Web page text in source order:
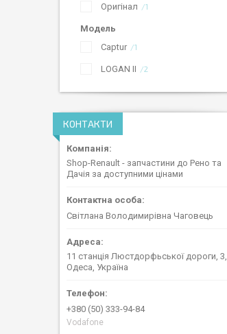
Оригінал 1
Модель
Captur
1
LOGAN II 2
КОНТАКТИ
Shop-Renault - запчастини до Рено та
Дачія за доступними цінами
Світлана Володимирівна Чаговець
11 станція Люстдорфьської дороги, 3,
Одеса, Україна
+380 (50) 333-94-84
Vodafone